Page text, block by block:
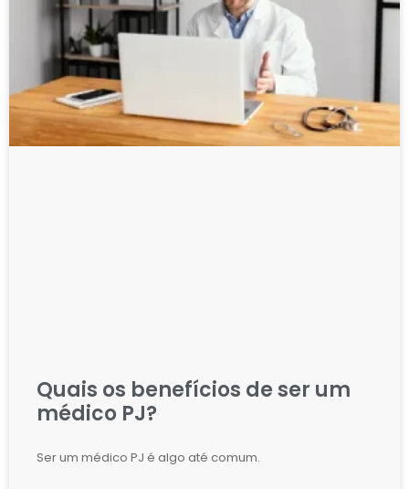
Quais os benefícios de ser um
médico PJ?
Ser um médico PJ é algo até comum.